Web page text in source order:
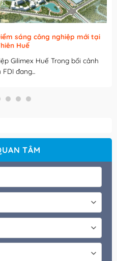
Lão – Nghĩa Dân: Bước đột
nghiệp tỉnh Hưng Yên
đẩy mạnh công nghiệp hóa,
hóa và...
TÂM